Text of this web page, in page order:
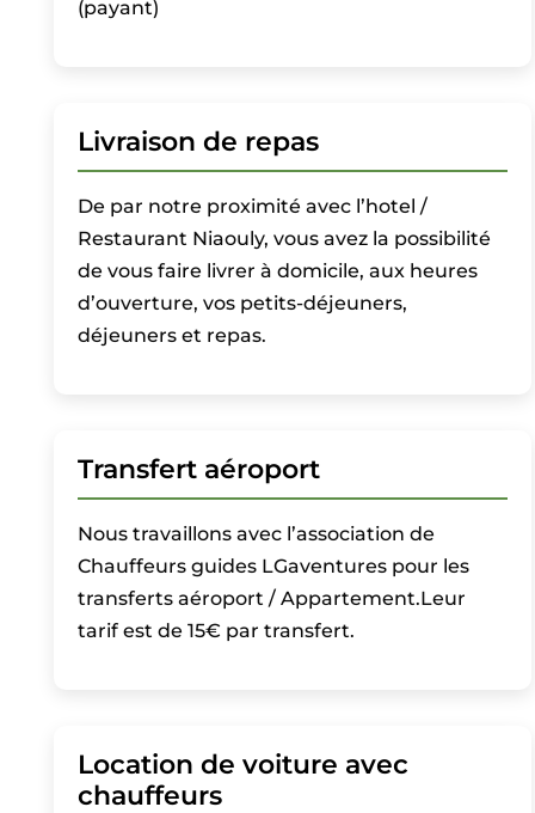
(payant)
Livraison de repas
De par notre proximité avec l’hotel /
Restaurant Niaouly, vous avez la possibilité
de vous faire livrer à domicile, aux heures
d’ouverture, vos petits-déjeuners,
déjeuners et repas.
Transfert aéroport
Nous travaillons avec l’association de
Chauffeurs guides LGaventures pour les
transferts aéroport / Appartement.Leur
tarif est de 15€ par transfert.
Location de voiture avec
chauffeurs